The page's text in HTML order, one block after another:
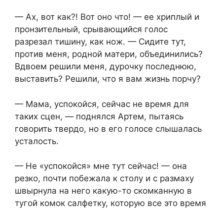
— Ах, вот как?! Вот оно что! — ее хриплый и
пронзительный, срывающийся голос
разрезал тишину, как нож. — Сидите тут,
против меня, родной матери, объединились?
Вдвоем решили меня, дурочку последнюю,
выставить? Решили, что я вам жизнь порчу?
— Мама, успокойся, сейчас не время для
таких сцен, — поднялся Артем, пытаясь
говорить твердо, но в его голосе слышалась
усталость.
— Не «успокойся» мне тут сейчас! — она
резко, почти побежала к столу и с размаху
швырнула на него какую-то скомканную в
тугой комок салфетку, которую все это время